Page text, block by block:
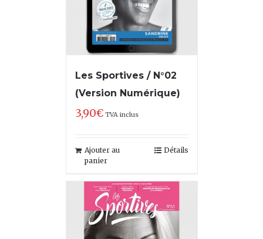
Les Sportives / N°02
(Version Numérique)
3,90€ TVA inclus
Ajouter au
panier
Détails